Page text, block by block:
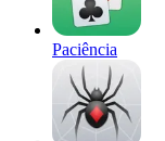
Paciência